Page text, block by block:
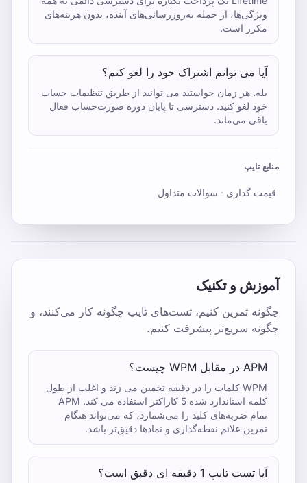
ویژگی‌ها، از جمله به‌روزرسانی‌های آینده، بدون هزینه‌های
مکرر است.
آیا می توانم اشتراک خود را لغو کنم؟
بله. هر زمان خواستید می توانید از طریق تنظیمات حساب
خود لغو کنید. دسترسی تا پایان دوره صورت‌حساب فعال
باقی می‌ماند.
منابع تایپ
قیمت گذاری · سوالات متداول
آموزش و تکنیک
چگونه تمرین کنیم، تست‌های تایپ چگونه کار می‌کنند، و
چگونه سریع‌تر پیشرفت کنیم.
APM در مقابل WPM چیست؟
WPM کلمات را در دقیقه تخمین می زند و اغلب از طول
کلمه استاندارد شده 5 کاراکتر استفاده می کند. APM
تمام ضربه‌های کلید را می‌شمارد، که می‌تواند هنگام
تمرین علائم نقطه‌گذاری و نمادها دقیق‌تر باشد.
آیا تست تایپ 1 دقیقه ای دقیق است؟